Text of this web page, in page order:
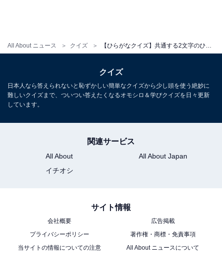
All About ニュース クイズ
クイズ
日本人なら答えられないと恥ずかしい簡単なクイズから少し頭を使う絶妙に
難しいクイズまで、ついつい答えたくなるオモシロ＆学びクイズを日々更新
しています。
関連サービス
All About
All About Japan
イチオシ
サイト情報
会社概要
広告掲載
プライバシーポリシー
著作権・商標・免責事項
当サイトの情報についての注意
All About ニュースについて